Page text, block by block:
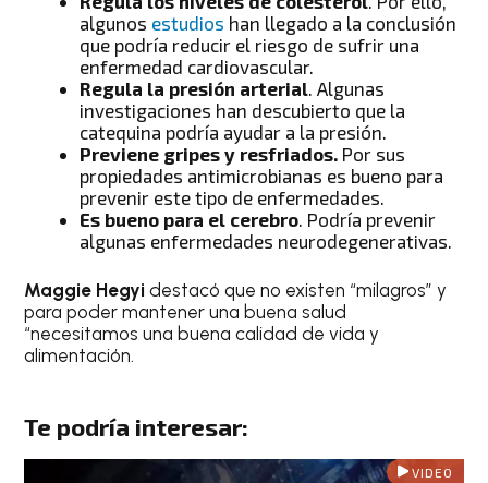
algunos estudios han llegado a la conclusión
que podría reducir el riesgo de sufrir una
enfermedad cardiovascular.
Regula la presión arterial . Algunas
investigaciones han descubierto que la
catequina podría ayudar a la presión.
Previene gripes y resfriados. Por sus
propiedades antimicrobianas es bueno para
prevenir este tipo de enfermedades.
Es bueno para el cerebro . Podría prevenir
algunas enfermedades neurodegenerativas.
Maggie Hegyi destacó que no existen “milagros” y
para poder mantener una buena salud
“necesitamos una buena calidad de vida y
alimentación.
Te podría interesar:
VIDEO